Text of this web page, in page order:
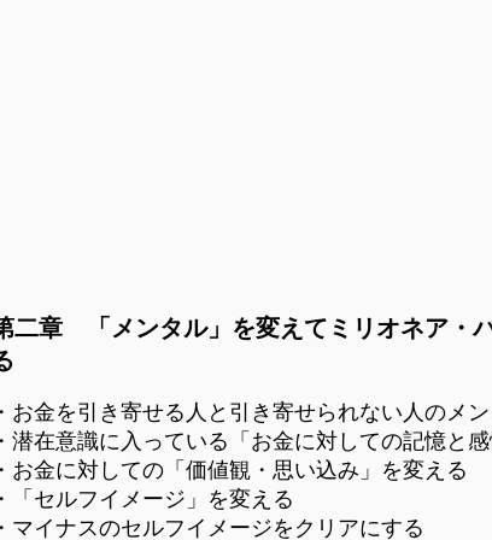
二章 「メンタル」を変えてミリオネア・
お金を引き寄せる人と引き寄せられない人のメ
潜在意識に入っている「お金に対しての記憶と
お金に対しての「価値観・思い込み」を変える
「セルフイメージ」を変える
マイナスのセルフイメージをクリアにする